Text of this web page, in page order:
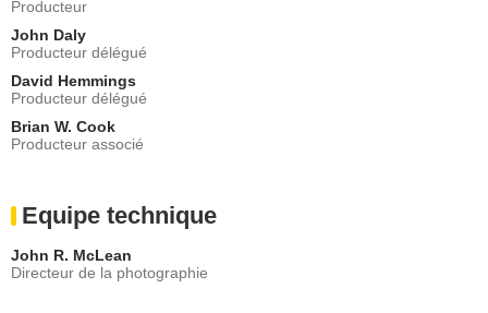
Producteur
John Daly
Producteur délégué
David Hemmings
Producteur délégué
Brian W. Cook
Producteur associé
Equipe technique
John R. McLean
Directeur de la photographie